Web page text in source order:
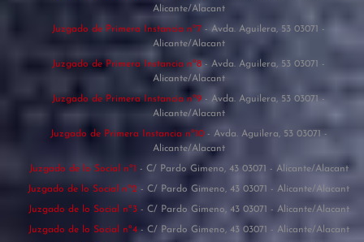
Alicante/Alacant
Juzgado de Primera Instancia nº7 - Avda. Aguilera, 53 03071 -
Alicante/Alacant
Juzgado de Primera Instancia nº8- Avda. Aguilera, 53 03071 -
Alicante/Alacant
Juzgado de Primera Instancia nº9 - Avda. Aguilera, 53 03071 -
Alicante/Alacant
Juzgado de Primera Instancia nº10 - Avda. Aguilera, 53 03071 -
Alicante/Alacant
Juzgado de lo Social nº1 - C/ Pardo Gimeno, 43 03071 - Alicante/Alacant
Juzgado de lo Social nº2 - C/ Pardo Gimeno, 43 03071 - Alicante/Alacant
Juzgado de lo Social nº3 - C/ Pardo Gimeno, 43 03071 - Alicante/Alacant
Juzgado de lo Social nº4 - C/ Pardo Gimeno, 43 03071 - Alicante/Alacant